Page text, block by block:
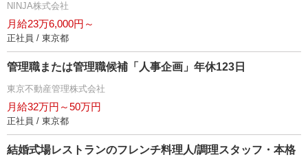
NINJA株式会社
月給23万6,000円～
正社員 / 東京都
管理職または管理職候補「人事企画」年休123日
東京不動産管理株式会社
月給32万円～50万円
正社員 / 東京都
結婚式場レストランのフレンチ料理人/調理スタッフ・本格